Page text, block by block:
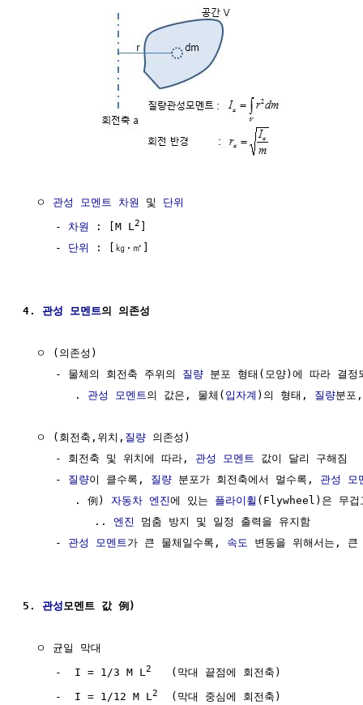
  ㅇ
관성 모멘트 차원 및 단위
     -
차원 : [M L2
     -
단위 : [㎏·㎡]
4. 관성 모멘트의 의존성
  ㅇ (의존성)
     - 물체의 회전축 주위의
질량 분포 형태(모양)에 따라 결
        .
관성 모멘트의 값은, 물체( 입자계 )의 형태, 질량분포
  ㅇ (회전축,위치,
질량 의존성)
     - 회전축 및 위치에 따라,
관성 모멘트 값이 달리 구해짐
     -
질량이 클수록, 질량 분포가 회전축에서 멀수록, 관성
모
        . 例)
자동차 엔진에 있는 플라이휠 (Flywheel)은 무
           ..
엔진
멈춤 방지 및 일정 출력을 유지함
     -
관성 모멘트가 큰 물체일수록, 속도 변동을 위해서는,
5. 관성모멘트 값 例)
  ㅇ 균일 막대
     -  I = 1/3 M L
2
   (막대 끝점에 회전축)
     -  I = 1/12 M L
2
  (막대 중심에 회전축)